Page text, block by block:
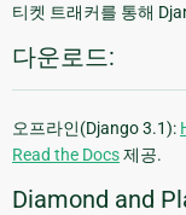
티켓 트래커를 통해
다운로드:
오프라인(Django 3.1):
Read the Docs제공.
Diamond and